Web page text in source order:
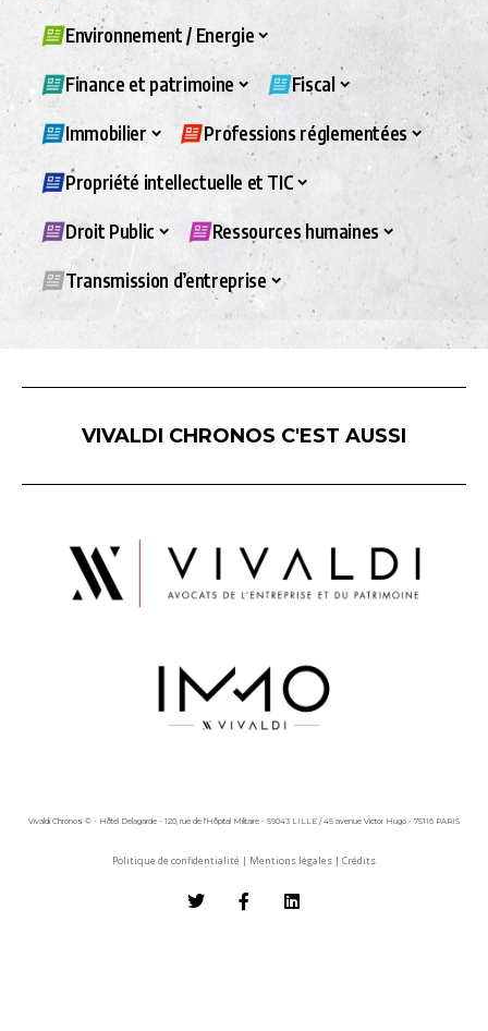
Environnement / Energie
Finance et patrimoine Fiscal
Immobilier Professions réglementées
Propriété intellectuelle et TIC
Droit Public Ressources humaines
Transmission d’entreprise
VIVALDI CHRONOS C'EST AUSSI
Vivaldi Chronos © - Hôtel Delagarde - 120, rue de l'Hôpital Militaire - 59043 LILLE / 45 avenue Victor Hugo - 75116 PARIS
Politique de confidentialité | Mentions légales | Crédits